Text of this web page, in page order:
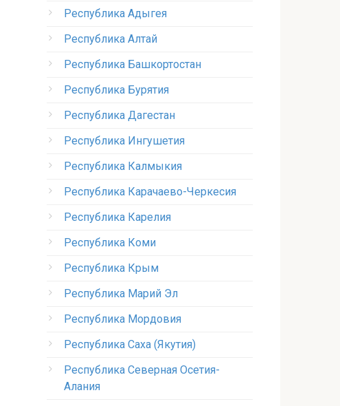
Республика Адыгея
Республика Алтай
Республика Башкортостан
Республика Бурятия
Республика Дагестан
Республика Ингушетия
Республика Калмыкия
Республика Карачаево-Черкесия
Республика Карелия
Республика Коми
Республика Крым
Республика Марий Эл
Республика Мордовия
Республика Саха (Якутия)
Республика Северная Осетия-
Алания